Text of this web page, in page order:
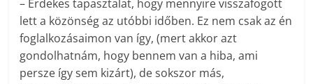
– Érdekes tapasztalat, hogy mennyire visszafogott
lett a közönség az utóbbi időben. Ez nem csak az én
foglalkozásaimon van így, (mert akkor azt
gondolhatnám, hogy bennem van a hiba, ami
persze így sem kizárt), de sokszor más,